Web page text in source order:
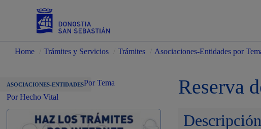
Padrón y asuntos personales
Home Trámites y Servicios Trámites Asociaciones-Entidades por
ASOCIACIONES-ENTIDADESPor Tema
Por Hecho Vital
Reserva